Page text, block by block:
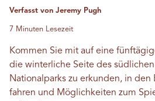
Verfasst von Jeremy Pugh
7 Minuten Lesezeit
Kommen Sie mit auf eine
die winterliche Seite des
Nationalparks zu erkunden, in den
fahren und Möglichkeiten zum